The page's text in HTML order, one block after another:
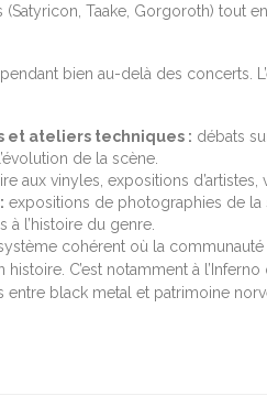
(Satyricon, Taake, Gorgoroth) tout
bien au-delà des concerts.
et ateliers techniques : débats
de la scène.
aux vinyles, expositions d’artistes,
expositions de photographies de la
à l’histoire du genre.
cohérent où la
C’est notamment à
entre black metal et patrimoine